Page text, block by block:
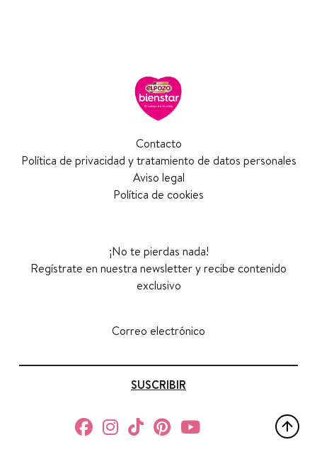
Contacto
Política de privacidad y tratamiento de datos personales
Aviso legal
Política de cookies
¡No te pierdas nada!
Regístrate en nuestra newsletter y recibe contenido
exclusivo
Correo electrónico
SUSCRIBIR